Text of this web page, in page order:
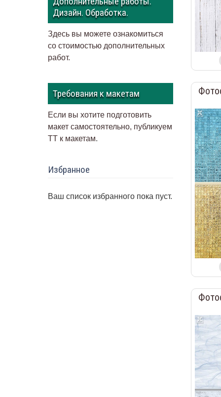
Дизайн. Обработка.
Здесь вы можете ознакомиться
со стоимостью дополнительных
работ.
Требования к макетам
Если вы хотите подготовить
макет самостоятельно, публикуем
ТТ к макетам.
Избранное
Ваш список избранного пока пуст.